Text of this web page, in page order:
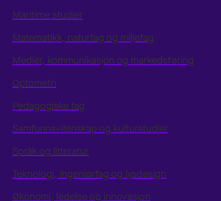
Maritime studier
Matematikk, naturfag og miljøfag
Medier, kommunikasjon og markedsføring
Optometri
Pedagogiske fag
Samfunnsvitenskap og kulturstudier
Språk og litteratur
Teknologi, ingeniørfag og lysdesign
Økonomi, ledelse og innovasjon